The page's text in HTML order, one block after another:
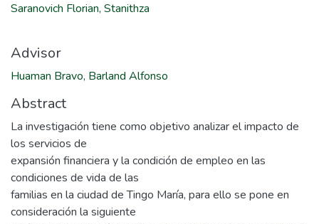
Saranovich Florian, Stanithza
Advisor
Huaman Bravo, Barland Alfonso
Abstract
La investigación tiene como objetivo analizar el impacto de
los servicios de
expansión financiera y la condición de empleo en las
condiciones de vida de las
familias en la ciudad de Tingo María, para ello se pone en
consideración la siguiente